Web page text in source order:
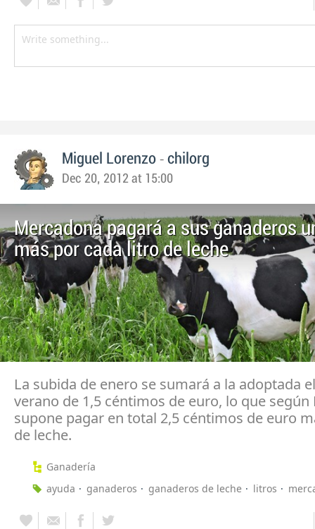
Miguel Lorenzo - chilorg
Dec 20, 2012 at 15:00
Mercadona pagará a sus ganaderos
más por cada litro de leche
La subida de enero se sumará a la adoptada
verano de 1,5 céntimos de euro, lo que según
supone pagar en total 2,5 céntimos de euro
de leche.
Ganadería
ayuda
ganaderos ganaderos de leche litros